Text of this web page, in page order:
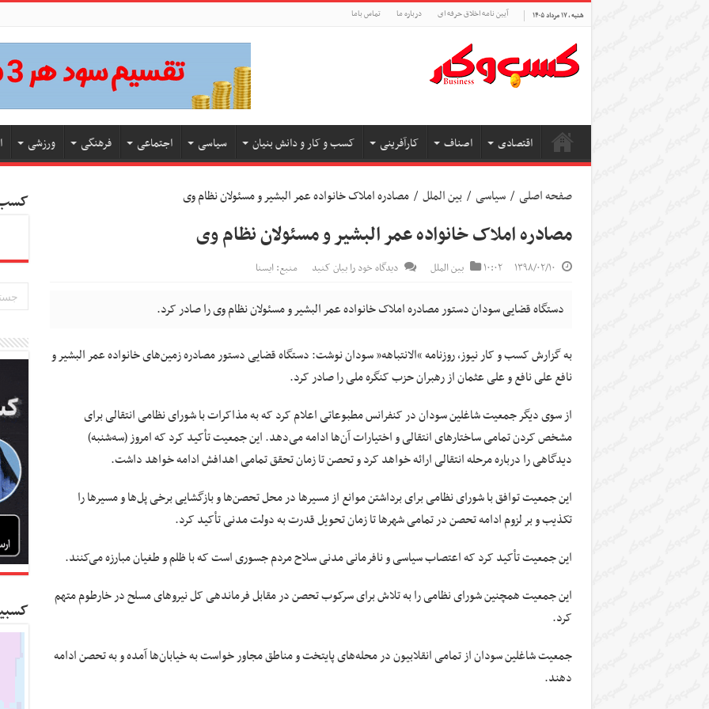
شنبه , ۱۷ مرداد ۱۴۰۵ آیین نامه اخلاق حرفه ای درباره ما تماس باما
اقتصادی اصناف کارآفرینی کسب و کار و دانش بنیان سیاسی اجتماعی فرهنگی ورزشی
صفحه اصلی / سیاسی / بین الملل / مصادره املاک خانواده عمر البشیر و مسئولان نظام وی
مصادره املاک خانواده عمر البشیر و مسئولان نظام وی
۱۳۹۸/۰۲/۱۰ ۱۰:۰۲ بین الملل دیدگاه خود را بیان کنید منبع: ایسنا
دستگاه قضایی سودان دستور مصادره املاک خانواده عمر البشیر و مسئولان نظام وی را صادر کرد.
به گزارش کسب و کار نیوز، روزنامه “الانتباهه” سودان نوشت: دستگاه قضایی دستور مصادره زمین‌های خانواده عمر البشیر و
نافع علی نافع و علی عثمان از رهبران حزب کنگره ملی را صادر کرد.
از سوی دیگر جمعیت شاغلین سودان در کنفرانس مطبوعاتی اعلام کرد که به مذاکرات با شورای نظامی انتقالی برای
مشخص کردن تمامی ساختارهای انتقالی و اختیارات آن‌ها ادامه می‌دهد. این جمعیت تأکید کرد که امروز (سه‌شنبه)
دیدگاهی را درباره مرحله انتقالی ارائه خواهد کرد و تحصن تا زمان تحقق تمامی اهدافش ادامه خواهد داشت.
این جمعیت توافق با شورای نظامی برای برداشتن موانع از مسیرها در محل تحصن‌ها و بازگشایی برخی پل‌ها و مسیرها را
تکذیب و بر لزوم ادامه تحصن در تمامی شهرها تا زمان تحویل قدرت به دولت مدنی تأکید کرد.
این جمعیت تأکید کرد که اعتصاب سیاسی و نافرمانی مدنی سلاح مردم جسوری است که با ظلم و طغیان مبارزه می‌کنند.
این جمعیت همچنین شورای نظامی را به تلاش برای سرکوب تحصن در مقابل فرماندهی کل نیروهای مسلح در خارطوم متهم
کرد.
جمعیت شاغلین سودان از تمامی انقلابیون در محله‌های پایتخت و مناطق مجاور خواست به خیابان‌ها آمده و به تحصن ادامه
دهند.
کسب